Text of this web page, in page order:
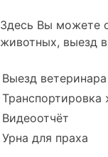
Здесь Вы можете
животных, выезд
Выезд
Транспортировка
Видеоотчёт
Урна для праха